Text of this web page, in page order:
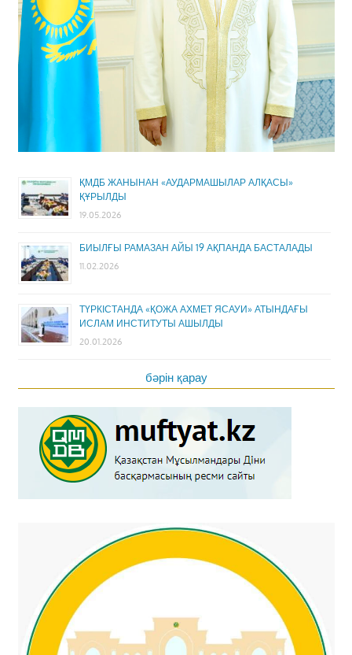
ҚМДБ ЖАНЫНАН «АУДАРМАШЫЛАР АЛҚАСЫ»
ҚҰРЫЛДЫ
19.05.2026
БИЫЛҒЫ РАМАЗАН АЙЫ 19 АҚПАНДА БАСТАЛАДЫ
11.02.2026
ТҮРКІСТАНДА «ҚОЖА АХМЕТ ЯСАУИ» АТЫНДАҒЫ
ИСЛАМ ИНСТИТУТЫ АШЫЛДЫ
20.01.2026
бәрін қарау